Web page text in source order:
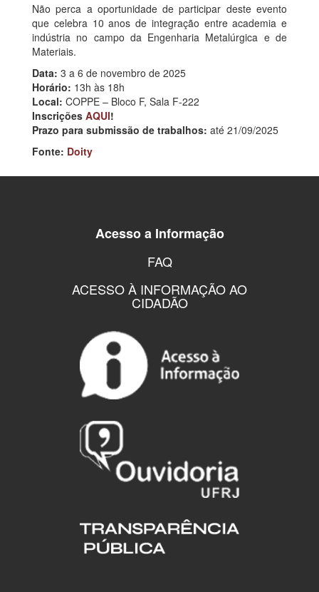
Não perca a oportunidade de participar deste evento
que celebra 10 anos de integração entre academia e
indústria no campo da Engenharia Metalúrgica e de
Materiais.
Data: 3 a 6 de novembro de 2025
Horário: 13h às 18h
Local: COPPE – Bloco F, Sala F-222
Inscrições AQUI!
Prazo para submissão de trabalhos: até 21/09/2025
Fonte: Doity
Acesso a Informação
FAQ
ACESSO À INFORMAÇÃO AO
CIDADÃO